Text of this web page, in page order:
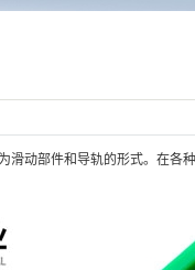
滑动部件和导轨的形式。在各